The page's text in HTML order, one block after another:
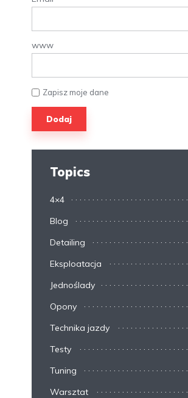
www
Zapisz moje dane
Topics
4×4
Blog
Detailing
Eksploatacja
Jednoślady
Opony
Technika jazdy
Testy
Tuning
Warsztat